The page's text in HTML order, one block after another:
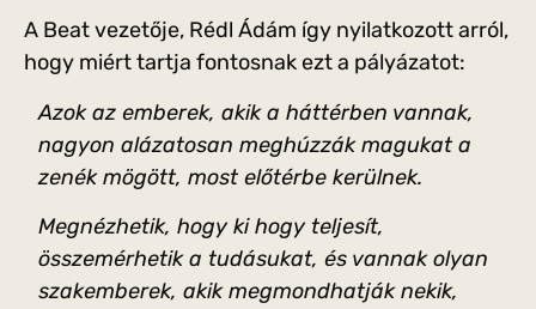
A Beat vezetője, Rédl Ádám így nyilatkozott arról,
hogy miért tartja fontosnak ezt a pályázatot:
Azok az emberek, akik a háttérben vannak,
nagyon alázatosan meghúzzák magukat a
zenék mögött, most előtérbe kerülnek.
Megnézhetik, hogy ki hogy teljesít,
összemérhetik a tudásukat, és vannak olyan
szakemberek, akik megmondhatják nekik,